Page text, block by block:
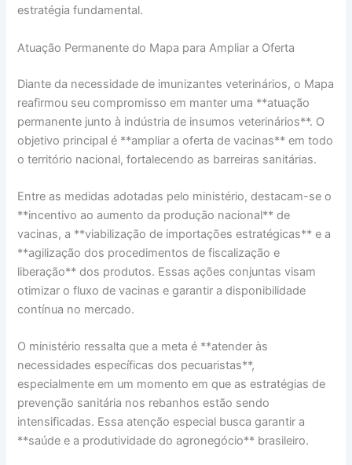
estratégia fundamental.
Atuação Permanente do Mapa para Ampliar a Oferta
Diante da necessidade de imunizantes veterinários, o Mapa
reafirmou seu compromisso em manter uma **atuação
permanente junto à indústria de insumos veterinários**. O
objetivo principal é **ampliar a oferta de vacinas** em todo
o território nacional, fortalecendo as barreiras sanitárias.
Entre as medidas adotadas pelo ministério, destacam-se o
**incentivo ao aumento da produção nacional** de
vacinas, a **viabilização de importações estratégicas** e a
**agilização dos procedimentos de fiscalização e
liberação** dos produtos. Essas ações conjuntas visam
otimizar o fluxo de vacinas e garantir a disponibilidade
contínua no mercado.
O ministério ressalta que a meta é **atender às
necessidades específicas dos pecuaristas**,
especialmente em um momento em que as estratégias de
prevenção sanitária nos rebanhos estão sendo
intensificadas. Essa atenção especial busca garantir a
**saúde e a produtividade do agronegócio** brasileiro.